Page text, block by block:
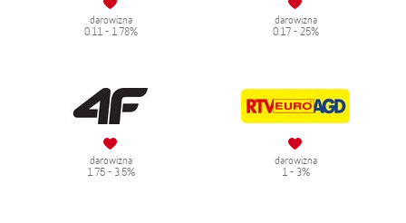
darowizna
0.11 - 1.78%
darowizna
0.17 - 25%
darowizna
1.75 - 3.5%
darowizna
1 - 3%